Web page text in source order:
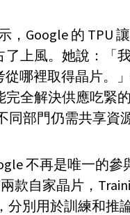
，Google 的 TPU
了上風。她說：「
從哪裡取得晶片。
完全解決供應吃緊
同部門仍需共享資源
不再是唯一的參
款自家晶片，
分別用於訓練和推